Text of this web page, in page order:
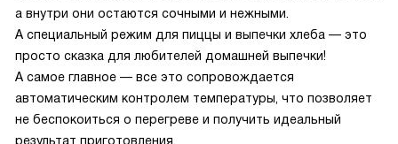
а внутри они остаются сочными и нежными.
А специальный режим для пиццы и выпечки хлеба — это
просто сказка для любителей домашней выпечки!
А самое главное — все это сопровождается
автоматическим контролем температуры, что позволяет
не беспокоиться о перегреве и получить идеальный
результат приготовления.